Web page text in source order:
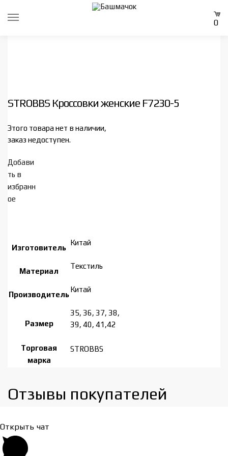
0
STROBBS Кроссовки женские F7230-5
Этого товара нет в наличии,
заказ недоступен.
Добави
ть в
избранн
ое
Изготовитель
Китай
Материал
Tекстиль
Производитель
Китай
Размер
35, 36, 37, 38,
39, 40, 41,42
Торговая
марка
STROBBS
Отзывы покупателей​
Открыть чат